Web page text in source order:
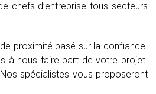
chefs d’entreprise tous secteurs
proximité basé sur la confiance.
à nous faire part de votre projet.
spécialistes vous proposeront